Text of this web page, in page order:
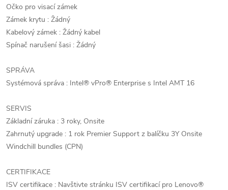
Očko pro visací zámek
Zámek krytu : Žádný
Kabelový zámek : Žádný kabel
Spínač narušení šasi : Žádný
SPRÁVA
Systémová správa : Intel® vPro® Enterprise s Intel AMT 16
SERVIS
Základní záruka : 3 roky, Onsite
Zahrnutý upgrade : 1 rok Premier Support z balíčku 3Y Onsite
Windchill bundles (CPN)
CERTIFIKACE
ISV certifikace : Navštivte stránku ISV certifikací pro Lenovo®